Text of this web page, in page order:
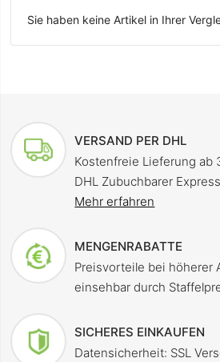
Sie haben keine Artikel in Ihrer
VERSAND PER DHL
Kostenfreie Lieferung ab
DHL Zubuchbarer
Mehr erfahren
MENGENRABATTE
Preisvorteile bei höherer
einsehbar durch
SICHERES EINKAUFEN
Datensicherheit: SSL